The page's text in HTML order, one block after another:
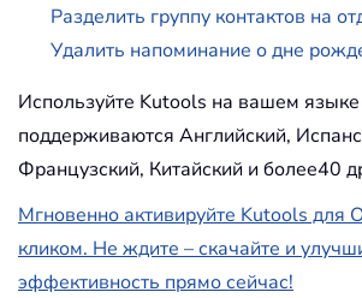
Разделить группу контактов на
Удалить напоминание о дне
Используйте Kutools на вашем
поддерживаются Английский,
Французский, Китайский и более40
Мгновенно активируйте Kutools для
кликом. Не ждите – скачайте и
эффективность прямо сейчас!